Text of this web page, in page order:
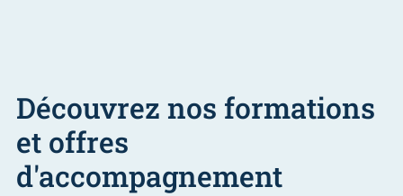
Découvrez nos formations
et offres
d'accompagnement